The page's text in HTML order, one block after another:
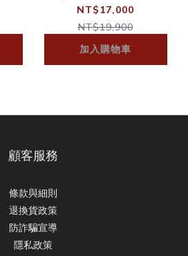
61鍵 主控/創作/編曲
Midi 鍵盤
NT$17,000
NT$19,900
加入購物車
顧客服務
條款與細則
退換貨政策
防詐騙宣導
隱私政策